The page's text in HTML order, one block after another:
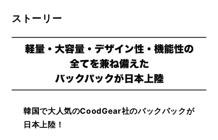
ストーリー
韓国で大人気のCoodGear社のバックパックが
日本上陸！